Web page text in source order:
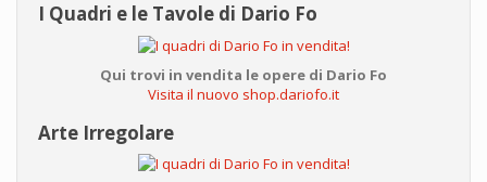
I Quadri e le Tavole di Dario Fo
Qui trovi in vendita le opere di Dario Fo
Visita il nuovo shop.dariofo.it
Arte Irregolare